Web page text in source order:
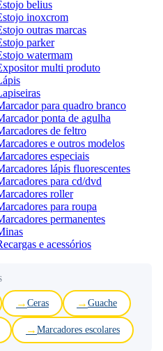
belius
inoxcrom
outras marcas
parker
watermam
multi produto
para quadro branco
ponta de agulha
de feltro
e outros modelos
especiais
lápis fluorescentes
para cd/dvd
roller
para roupa
permanentes
e acessórios
Ceras Guache
Marcadores escolares